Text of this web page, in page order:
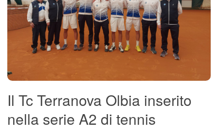
Il Tc Terranova Olbia inserito
nella serie A2 di tennis